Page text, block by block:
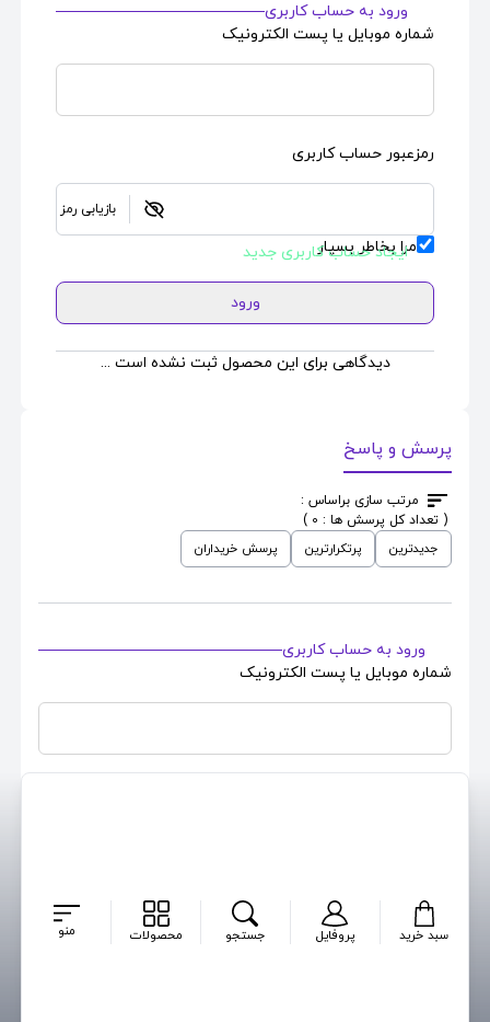
ورود به حساب کاربری
شماره موبایل یا پست الکترونیک
رمزعبور حساب کاربری
بازیابی رمز
مرا بخاطر بسپار
ایجاد حساب کاربری جدید
ورود
دیدگاهی برای این محصول ثبت نشده است ...
پرسش و پاسخ
مرتب سازی براساس :
( تعداد کل پرسش ها : 0 )
جدیدترین
پرتکرارترین پرسش خریداران
ورود به حساب کاربری
شماره موبایل یا پست الکترونیک
ورود
منو محصولات جستجو پروفایل سبد خرید